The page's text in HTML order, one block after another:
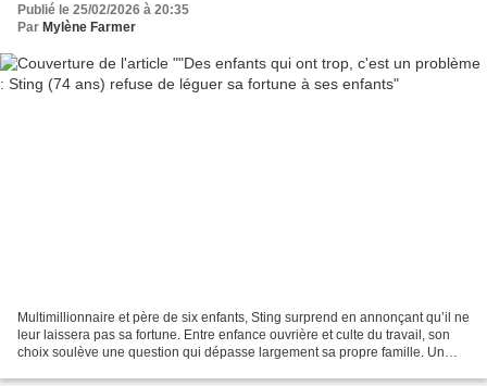
Publié le 25/02/2026 à 20:35
Par Mylène Farmer
Multimillionnaire et père de six enfants, Sting surprend en annonçant qu’il ne
leur laissera pas sa fortune. Entre enfance ouvrière et culte du travail, son
choix soulève une question qui dépasse largement sa propre famille. Un